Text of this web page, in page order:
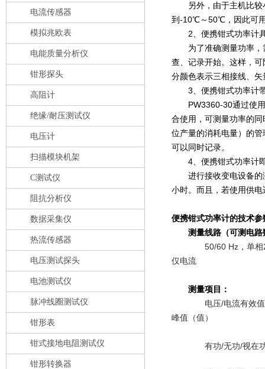
电流传感器
模拟兆欧表
电能质量分析仪
钳形探头
高阻计
绝缘/耐压测试仪
电压计
扫描模块机架
C测试仪
阻抗分析仪
数据采集仪
热流传感器
电压测试探头
电池测试仪
脉冲线圈测试仪
钳形表
钳式接地电阻测试仪
钳形转换器
另外，由于主机比较
到-10℃～50℃，因此可
2、便携钳式功率计具
为了准确测量功率，
查、记录开始。这样，
分颜色表示三相接线、
3、便携钳式功率计带
PW3360-30通过使用
合使用，可测量功率的
位产量的消耗电量）的
可以同时记录。
4、便携钳式功率计即
进行接收变电设备的
小时。而且，若使用供
便携钳式功率计的技术参
测量线路（可测电路
50/60 Hz，单
仅电流
测量项目：
电压/电流有效
峰值（值）
有功/无功/视在